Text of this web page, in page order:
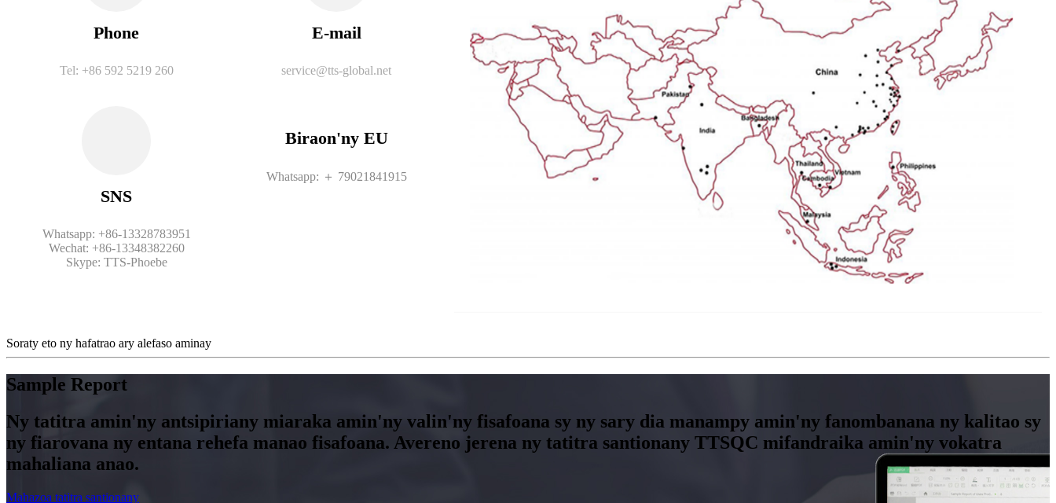
Phone
Tel: +86 592 5219 260
E-mail
service@tts-global.net
SNS
Whatsapp: +86-13328783951
Wechat: +86-13348382260
Skype: TTS-Phoebe
Biraon'ny EU
Whatsapp: ＋ 79021841915
Soraty eto ny hafatrao ary alefaso aminay
Sample Report
Ny tatitra amin'ny antsipiriany miaraka amin'ny valin'ny fisafoana sy ny sary dia manampy amin'ny fanombanana ny kalitao sy
ny fiarovana ny entana rehefa manao fisafoana. Avereno jerena ny tatitra santionany TTSQC mifandraika amin'ny vokatra
mahaliana anao.
Mahazoa tatitra santionany